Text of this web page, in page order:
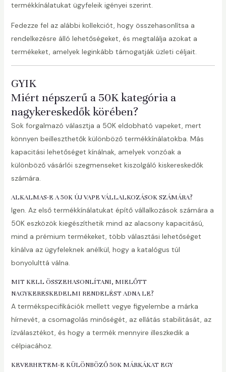
termékkínálatukat ügyfeleik igényei szerint.
Fedezze fel az alábbi kollekciót, hogy összehasonlítsa a
rendelkezésre álló lehetőségeket, és megtalálja azokat a
termékeket, amelyek leginkább támogatják üzleti céljait.
GYIK
Miért népszerű a 50K kategória a
nagykereskedők körében?
Sok forgalmazó választja a 50K eldobható vapeket, mert
könnyen beilleszthetők különböző termékkínálatokba. Más
kapacitási lehetőséget kínálnak, amelyek vonzóak a
különböző vásárlói szegmenseket kiszolgáló kiskereskedők
számára.
ALKALMAS-E A 50K ÚJ VAPE VÁLLALKOZÁSOK SZÁMÁRA?
Igen. Az első termékkínálatukat építő vállalkozások számára a
50K eszközök kiegészíthetik mind az alacsony kapacitású,
mind a prémium termékeket, több választási lehetőséget
kínálva az ügyfeleknek anélkül, hogy a katalógus túl
bonyolulttá válna.
MIT KELL ÖSSZEHASONLÍTANI, MIELŐTT
NAGYKERESKEDELMI RENDELÉST ADNA LE?
A termékspecifikációk mellett vegye figyelembe a márka
hírnevét, a csomagolás minőségét, az ellátás stabilitását, az
ízválasztékot, és hogy a termék mennyire illeszkedik a
célpiacához.
KEVERHETEM-E KÜLÖNBÖZŐ 50K MÁRKÁKAT EGY